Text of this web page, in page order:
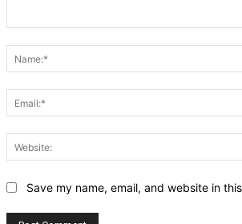
Save my name, email, and website in